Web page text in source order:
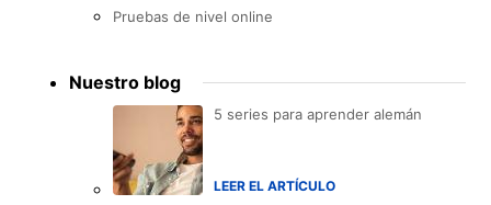
Pruebas de nivel online
Nuestro blog
5 series para aprender alemán
LEER EL ARTÍCULO